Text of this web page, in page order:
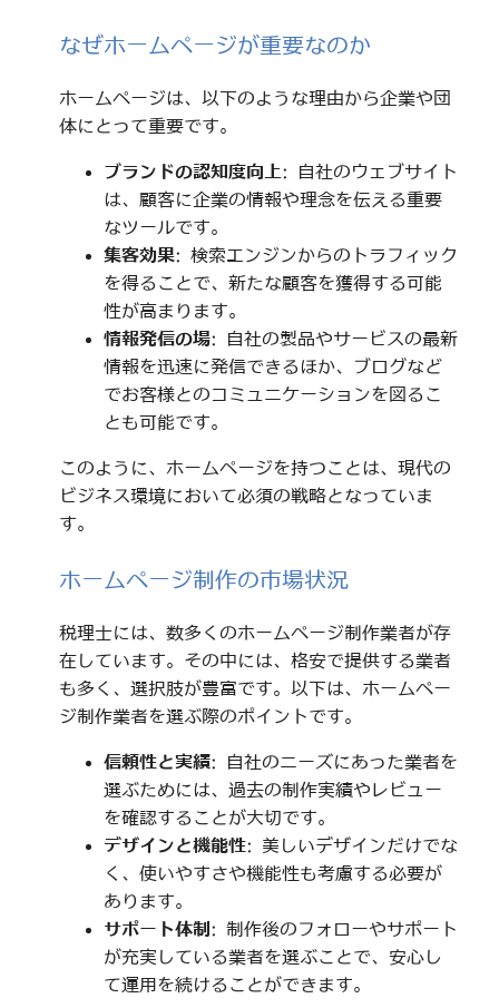
なぜホームページが重要なのか
ホームページは、以下のような理由から企業や団
体にとって重要です。
ブランドの認知度向上: 自社のウェブサイト
は、顧客に企業の情報や理念を伝える重要
なツールです。
集客効果: 検索エンジンからのトラフィック
を得ることで、新たな顧客を獲得する可能
性が高まります。
情報発信の場: 自社の製品やサービスの最新
情報を迅速に発信できるほか、ブログなど
でお客様とのコミュニケーションを図るこ
とも可能です。
このように、ホームページを持つことは、現代の
ビジネス環境において必須の戦略となっていま
す。
ホームページ制作の市場状況
税理士には、数多くのホームページ制作業者が存
在しています。その中には、格安で提供する業者
も多く、選択肢が豊富です。以下は、ホームペー
ジ制作業者を選ぶ際のポイントです。
信頼性と実績: 自社のニーズにあった業者を
選ぶためには、過去の制作実績やレビュー
を確認することが大切です。
デザインと機能性: 美しいデザインだけでな
く、使いやすさや機能性も考慮する必要が
あります。
サポート体制 : 制作後のフォローやサポート
が充実している業者を選ぶことで、安心し
て運用を続けることができます。